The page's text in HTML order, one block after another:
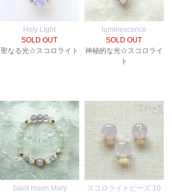
Holy Light
SOLD OUT
聖なる光☆スコロライト
luminescence
SOLD OUT
神秘的な光☆スコロライ
ト
Saint moon Mary
スコロライトビーズ 10